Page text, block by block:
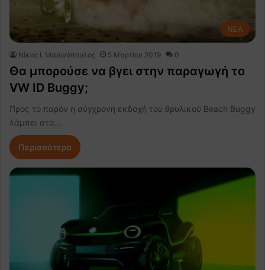
NEA
Nίκος Ι. Mαρινόπουλος 5 Μαρτίου 2019 0
Θα μπορούσε να βγει στην παραγωγή το
VW ID Buggy;
Προς το παρόν η σύγχρονη εκδοχή του θρυλικού Beach Buggy
λάμπει στο…
Περισσότερα